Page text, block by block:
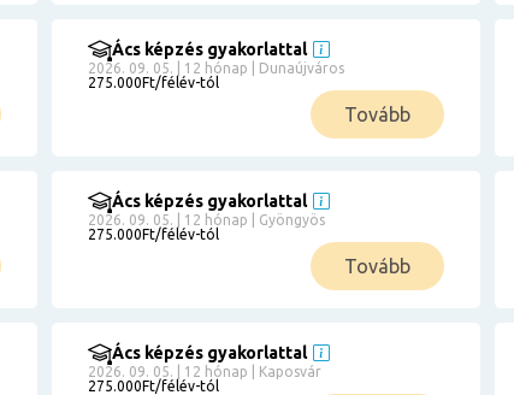
Ács képzés gyakorlattal
2026. 09. 05. | 12 hónap | Dunaújváros
275.000Ft/félév-tól
Tovább
Ács képzés gyakorlattal
2026. 09. 05. | 12 hónap | Gyöngyös
275.000Ft/félév-tól
Tovább
Ács képzés gyakorlattal
2026. 09. 05. | 12 hónap | Kaposvár
275.000Ft/félév-tól